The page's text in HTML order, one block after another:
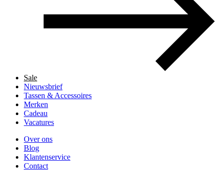
Sale
Nieuwsbrief
Tassen & Accessoires
Merken
Cadeau
Vacatures
Over ons
Blog
Klantenservice
Contact